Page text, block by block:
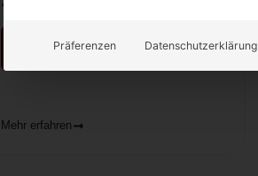
inkl. MwSt.
In den Warenkorb
Mehr erfahren
Präferenzen Datenschutzerklärung